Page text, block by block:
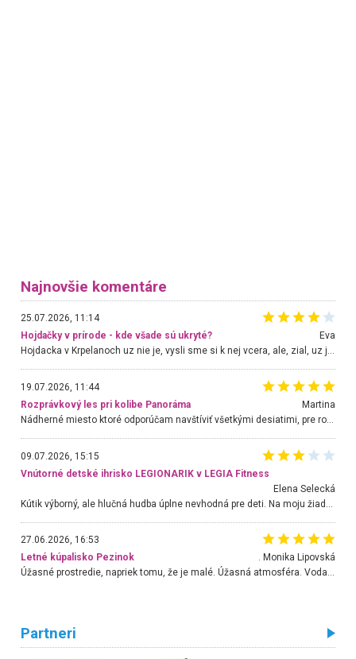
Najnovšie komentáre
25.07.2026, 11:14
Hojdačky v prírode - kde všade sú ukryté?
Eva
Hojdacka v Krpelanoch uz nie je, vysli sme si k nej vcera, ale, zial, uz je znicena. Ak sem planujete cestu len kvoli hojdacke, mozete si ju usetrit. Krasny vyhlad je tu vsak aj bez hojdacky :-)
19.07.2026, 11:44
Rozprávkový les pri kolibe Panoráma
Martina
Nádherné miesto ktoré odporúčam navštíviť všetkými desiatimi, pre rodiny s deťmi, dôchodcom... Proste a jednoducho ozaj rozprávkový les.. určite ešte prídeme. Odniesli sme si na pamiatku krásne tričká,
09.07.2026, 15:15
Vnútorné detské ihrisko LEGIONARIK v LEGIA Fitness
Elena Selecká
27.06.2026, 16:53
Letné kúpalisko Pezinok
. Monika Lipovská
Úžasné prostredie, napriek tomu, že je malé. Úžasná atmosféra. Voda fantastická a nádherná. Ľudí je pomerne veľa, ale su mili a ohľaduplní. Je veľmi zaujímavé sledovať, ako dokážu spolu športovať cudzí ľudia a bez ohľadu na vek. Vládne tu pohoda. Vnuka neviem dostať z vody. Ďakujem za krásny deň . Urcite sa sem vrátim. Jediný problém je s parkovaním, ale aj ten sa mi podarilo vyriešiť. Monika Bratislava
Partneri